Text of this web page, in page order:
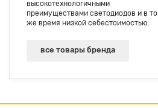
высокотехнологичными
преимуществами светодиодов и в то
же время низкой себестоимостью.
все товары бренда